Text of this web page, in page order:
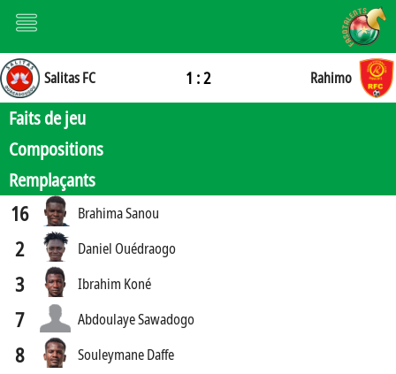
Salitas FC 1 : 2 Rahimo
Faits de jeu
Compositions
Remplaçants
16 Brahima Sanou
2 Daniel Ouédraogo
3 Ibrahim Koné
7 Abdoulaye Sawadogo
8 Souleymane Daffe